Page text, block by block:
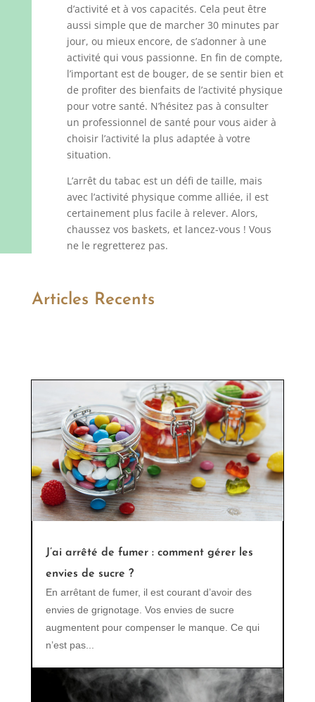
d’activité et à vos capacités. Cela peut être
aussi simple que de marcher 30 minutes par
jour, ou mieux encore, de s’adonner à une
activité qui vous passionne. En fin de compte,
l’important est de bouger, de se sentir bien et
de profiter des bienfaits de l’activité physique
pour votre santé. N’hésitez pas à consulter
un professionnel de santé pour vous aider à
choisir l’activité la plus adaptée à votre
situation.
L’arrêt du tabac est un défi de taille, mais
avec l’activité physique comme alliée, il est
certainement plus facile à relever. Alors,
chaussez vos baskets, et lancez-vous ! Vous
ne le regretterez pas.
Articles Recents
J’ai arrêté de fumer : comment gérer les
envies de sucre ?
En arrêtant de fumer, il est courant d’avoir des
envies de grignotage. Vos envies de sucre
augmentent pour compenser le manque. Ce qui
n’est pas...